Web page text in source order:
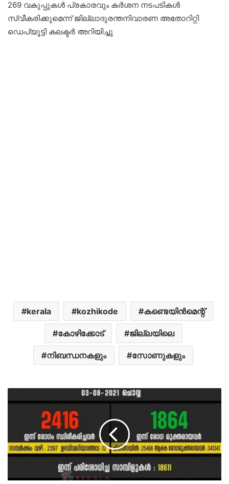
269 വകുപ്പുകള്‍ പ്രകാരവും കര്‍ശന നടപടികള്‍
സ്വീകരിക്കുമെന്ന് ജില്ലാദുരന്തനിവാരണ അതോറിറ്റി
ഡെപ്യൂട്ടി കലക്ടര്‍ അറിയിച്ചു
kerala kozhikode കണ്ടെയിന്‍മെന്റ്
കോഴിക്കോട് ജില്ലയിലെ
നിബന്ധനകളും സോണുകളും